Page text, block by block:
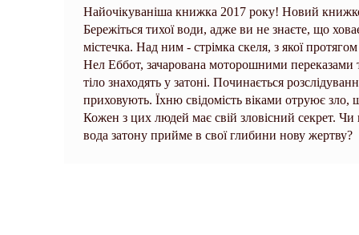
Найочікуваніша книжка 2017 року! Новий
Бережіться тихої води, адже ви не знаєте, що
містечка. Над ним - стрімка скеля, з якої
Нел Еббот, зачарована моторошними переказами
тіло знаходять у затоні. Починається
приховують. Їхню свідомість віками отруює
Кожен з цих людей має свій зловісний секрет.
вода затону прийме в свої глибини нову жертву?